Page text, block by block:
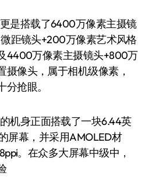
是搭载了6400万像素主摄镜
距镜头+200万像素艺术风格
4400万像素主摄镜头+800万
摄像头，属于相机级像素，
抢眼。
机身正面搭载了一块6.44英
屏幕，并采用AMOLED材
。在众多大屏幕中级中，